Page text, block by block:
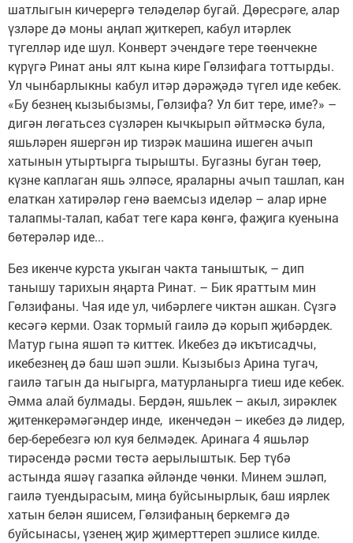
шатлыгын кичерергә теләделәр бугай. Дөресрәге, алар
үзләре дә моны аңлап җиткереп, кабул итәрлек
түгелләр иде шул. Конверт эчендәге тере төенчекне
күрүгә Ринат аны ялт кына кире Гөлзифага тоттырды.
Ул чынбарлыкны кабул итәр дәрәҗәдә түгел иде кебек.
«Бу безнең кызыбызмы, Гөлзифа? Ул бит тере, име?» –
дигән лөгатьсез сүзләрен кычкырып әйтмәскә була,
яшьләрен яшергән ир тизрәк машина ишеген ачып
хатынын утыртырга тырышты. Бугазны буган төер,
күзне каплаган яшь элпәсе, яраларны ачып ташлап, кан
елаткан хатирәләр генә ваемсыз иделәр – алар ирне
талапмы-талап, кабат теге кара көнгә, фаҗига куенына
бөтерәләр иде...
Без икенче курста укыган чакта таныштык, – дип
танышу тарихын яңарта Ринат. – Бик яраттым мин
Гөлзифаны. Чая иде ул, чибәрлеге чиктән ашкан. Сүзгә
кесәгә керми. Озак тормый гаилә дә корып җибәрдек.
Матур гына яшәп тә киттек. Икебез дә икътисадчы,
икебезнең дә баш шәп эшли. Кызыбыз Арина тугач,
гаилә тагын да ныгырга, матурланырга тиеш иде кебек.
Әмма алай булмады. Бердән, яшьлек – акыл, зирәклек
җитенкерәмәгәндер инде, икенчедән – икебез дә лидер,
бер-беребезгә юл куя белмәдек. Аринага 4 яшьләр
тирәсендә рәсми төстә аерылыштык. Бер түбә
астында яшәү газапка әйләнде чөнки. Минем эшләп,
гаилә туендырасым, миңа буйсынырлык, баш иярлек
хатын белән яшисем, Гөлзифаның беркемгә дә
буйсынасы, үзенең җир җимерттереп эшлисе килде.